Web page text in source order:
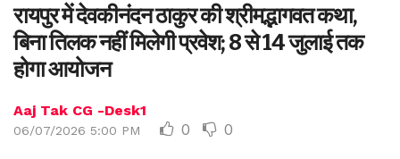
रायपुर में देवकीनंदन ठाकुर की श्रीमद्भागवत कथा,
बिना तिलक नहीं मिलेगी प्रवेश; 8 से 14 जुलाई तक
होगा आयोजन
Aaj Tak CG -Desk1
06/07/2026 5:00 PM 0 0